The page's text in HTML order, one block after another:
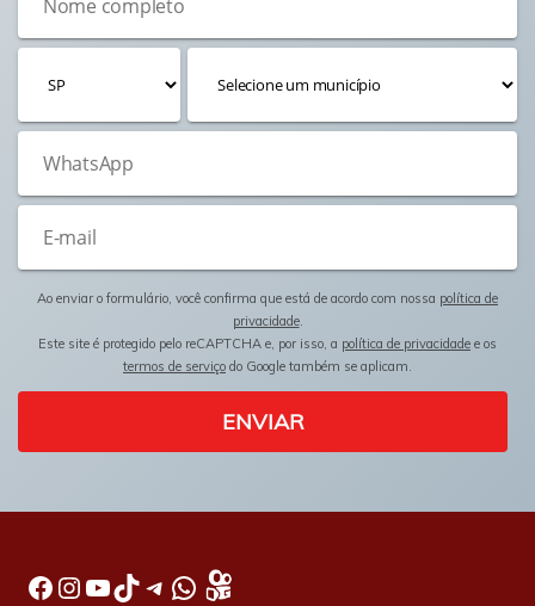
Ao enviar o formulário, você confirma que está de acordo com nossa política de
privacidade.
Este site é protegido pelo reCAPTCHA e, por isso, a política de privacidade e os
termos de serviço do Google também se aplicam.
ENVIAR
Facebook InstagramYoutube TikTok Telegram WhatsApp